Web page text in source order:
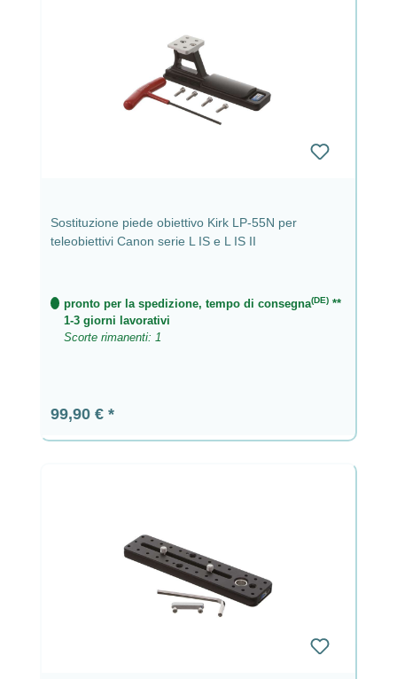
Sostituzione piede obiettivo Kirk LP-55N per
teleobiettivi Canon serie L IS e L IS II
pronto per la spedizione, tempo di consegna(DE) **
1-3 giorni lavorativi
Scorte rimanenti: 1
Prezzo normale:
99,90 €